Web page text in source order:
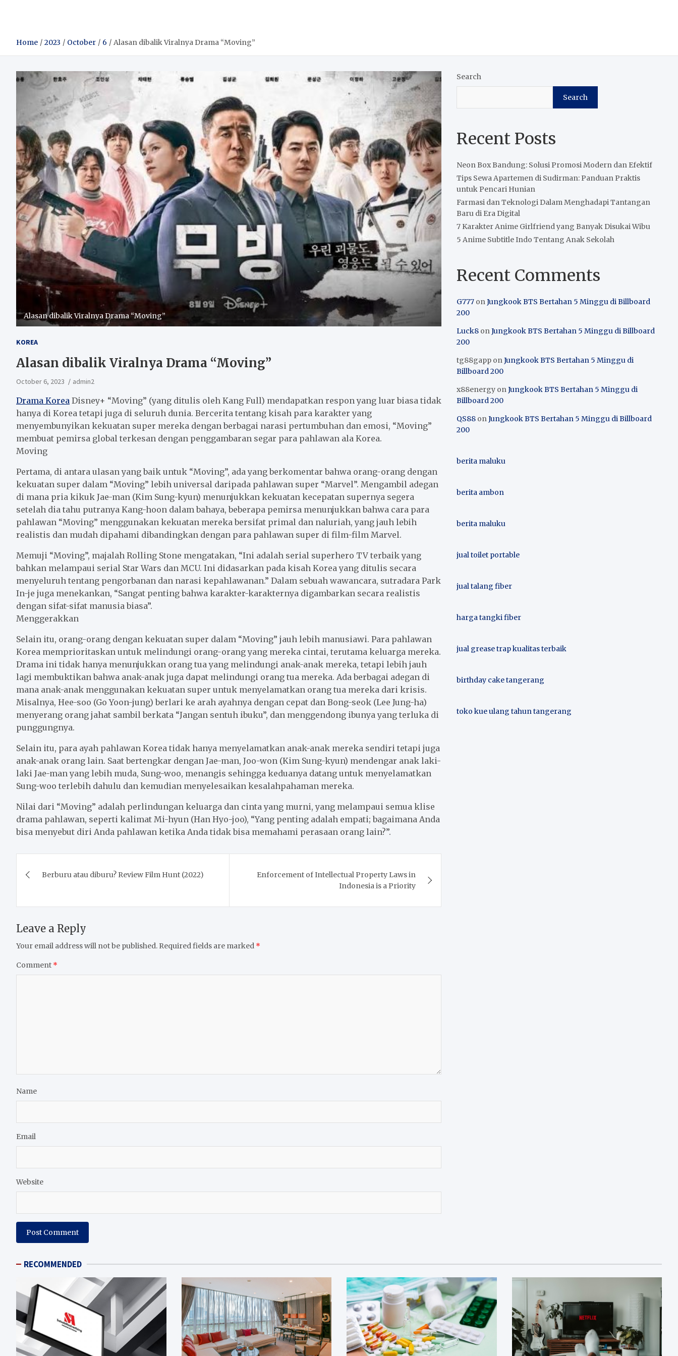
Home 2023 October 6 Alasan dibalik Viralnya Drama “Moving”
Alasan dibalik Viralnya Drama “Moving”
KOREA
Alasan dibalik Viralnya Drama “Moving”
October 6, 2023 admin2
Drama Korea Disney+ “Moving” (yang ditulis oleh Kang Full) mendapatkan respon yang luar biasa tidak
hanya di Korea tetapi juga di seluruh dunia. Bercerita tentang kisah para karakter yang
menyembunyikan kekuatan super mereka dengan berbagai narasi pertumbuhan dan emosi, “Moving”
membuat pemirsa global terkesan dengan penggambaran segar para pahlawan ala Korea.
Moving
Pertama, di antara ulasan yang baik untuk “Moving”, ada yang berkomentar bahwa orang-orang dengan
kekuatan super dalam “Moving” lebih universal daripada pahlawan super “Marvel”. Mengambil adegan
di mana pria kikuk Jae-man (Kim Sung-kyun) menunjukkan kekuatan kecepatan supernya segera
setelah dia tahu putranya Kang-hoon dalam bahaya, beberapa pemirsa menunjukkan bahwa cara para
pahlawan “Moving” menggunakan kekuatan mereka bersifat primal dan naluriah, yang jauh lebih
realistis dan mudah dipahami dibandingkan dengan para pahlawan super di film-film Marvel.
Memuji “Moving”, majalah Rolling Stone mengatakan, “Ini adalah serial superhero TV terbaik yang
bahkan melampaui serial Star Wars dan MCU. Ini didasarkan pada kisah Korea yang ditulis secara
menyeluruh tentang pengorbanan dan narasi kepahlawanan.” Dalam sebuah wawancara, sutradara Park
In-je juga menekankan, “Sangat penting bahwa karakter-karakternya digambarkan secara realistis
dengan sifat-sifat manusia biasa”.
Menggerakkan
Selain itu, orang-orang dengan kekuatan super dalam “Moving” jauh lebih manusiawi. Para pahlawan
Korea memprioritaskan untuk melindungi orang-orang yang mereka cintai, terutama keluarga mereka.
Drama ini tidak hanya menunjukkan orang tua yang melindungi anak-anak mereka, tetapi lebih jauh
lagi membuktikan bahwa anak-anak juga dapat melindungi orang tua mereka. Ada berbagai adegan di
mana anak-anak menggunakan kekuatan super untuk menyelamatkan orang tua mereka dari krisis.
Misalnya, Hee-soo (Go Yoon-jung) berlari ke arah ayahnya dengan cepat dan Bong-seok (Lee Jung-ha)
menyerang orang jahat sambil berkata “Jangan sentuh ibuku”, dan menggendong ibunya yang terluka di
punggungnya.
Selain itu, para ayah pahlawan Korea tidak hanya menyelamatkan anak-anak mereka sendiri tetapi juga
anak-anak orang lain. Saat bertengkar dengan Jae-man, Joo-won (Kim Sung-kyun) mendengar anak laki-
laki Jae-man yang lebih muda, Sung-woo, menangis sehingga keduanya datang untuk menyelamatkan
Sung-woo terlebih dahulu dan kemudian menyelesaikan kesalahpahaman mereka.
Nilai dari “Moving” adalah perlindungan keluarga dan cinta yang murni, yang melampaui semua klise
drama pahlawan, seperti kalimat Mi-hyun (Han Hyo-joo), “Yang penting adalah empati; bagaimana Anda
bisa menyebut diri Anda pahlawan ketika Anda tidak bisa memahami perasaan orang lain?”.
navigation
Berburu atau diburu? Review Film Hunt (2022)
Enforcement of Intellectual Property Laws in
Indonesia is a Priority
Leave a Reply
Your email address will not be published. Required fields are marked *
Comment *
Name
Email
Website
Search
Search
Recent Posts
Neon Box Bandung: Solusi Promosi Modern dan Efektif
Tips Sewa Apartemen di Sudirman: Panduan Praktis
untuk Pencari Hunian
Farmasi dan Teknologi Dalam Menghadapi Tantangan
Baru di Era Digital
7 Karakter Anime Girlfriend yang Banyak Disukai Wibu
5 Anime Subtitle Indo Tentang Anak Sekolah
Recent Comments
G777 onJungkook BTS Bertahan 5 Minggu di Billboard
200
Luck8 onJungkook BTS Bertahan 5 Minggu di Billboard
200
tg88gapp onJungkook BTS Bertahan 5 Minggu di
Billboard 200
x88energy onJungkook BTS Bertahan 5 Minggu di
Billboard 200
QS88 onJungkook BTS Bertahan 5 Minggu di Billboard
200
berita maluku
berita ambon
berita maluku
jual toilet portable
jual talang fiber
harga tangki fiber
jual grease trap kualitas terbaik
birthday cake tangerang
toko kue ulang tahun tangerang
RECOMMENDED